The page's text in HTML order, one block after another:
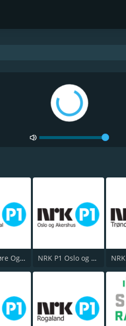
NRK P1 Møre Og Romsdal NRK P1 Oslo og Akershus